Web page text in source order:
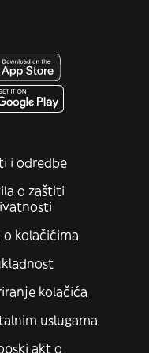
i odredbe
o zaštiti
o kolačićima
kolačića
uslugama
akt o